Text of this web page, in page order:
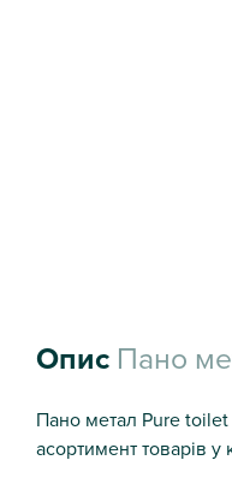
Опис Пано
Пано метал Pure toilet
асортимент товарів у